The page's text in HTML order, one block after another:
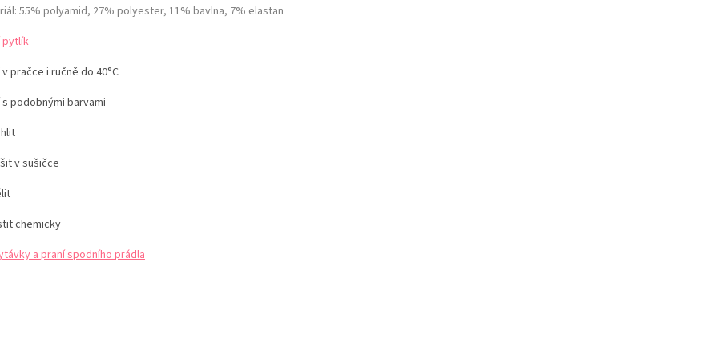
55% polyamid, 27% polyester, 11% bavlna, 7% elastan
pytlík
v pračce i ručně do 40°C
s podobnými barvami
v sušičce
chemicky
a praní spodního prádla